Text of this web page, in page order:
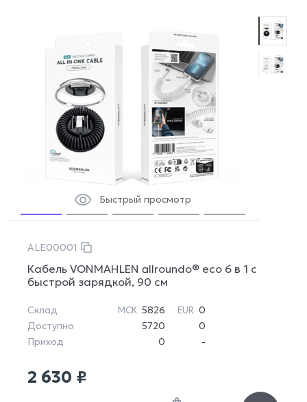
Быстрый просмотр
ALE00001
Кабель VONMAHLEN allroundo® eco 6 в 1 с
быстрой зарядкой, 90 см
Склад МСК 5826 EUR 0
Доступно
5720
0
Приход
0 -
2 630 ₽